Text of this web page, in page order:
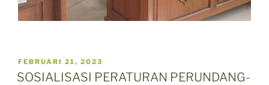
POSTED
ON
FEBRUARI 21, 2023
SOSIALISASI PERATURAN PERUNDANG-